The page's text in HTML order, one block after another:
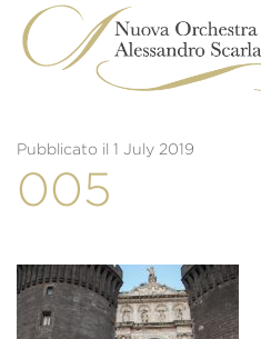
content
Pubblicato il 1 July 2019
005